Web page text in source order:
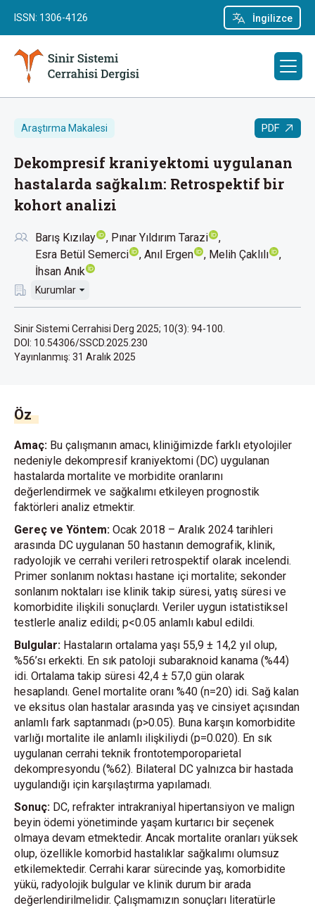
İngilizce
ISSN: 1306-4126
Araştırma Makalesi PDF
Dekompresif kraniyektomi uygulanan
hastalarda sağkalım: Retrospektif bir
kohort analizi
Barış Kızılay
Pınar Yıldırım Tarazi
Esra Betül Semerci
Anıl Ergen
Melih Çaklılı
İhsan Anık
Kurumlar
Sinir Sistemi Cerrahisi Derg 2025; 10(3): 94-100.
DOI: 10.54306/SSCD.2025.230
Yayınlanmış: 31 Aralık 2025
Öz
Amaç: Bu çalışmanın amacı, kliniğimizde farklı etyolojiler
nedeniyle dekompresif kraniyektomi (DC) uygulanan
hastalarda mortalite ve morbidite oranlarını
değerlendirmek ve sağkalımı etkileyen prognostik
faktörleri analiz etmektir.
Gereç ve Yöntem: Ocak 2018 – Aralık 2024 tarihleri
arasında DC uygulanan 50 hastanın demografik, klinik,
radyolojik ve cerrahi verileri retrospektif olarak incelendi.
Primer sonlanım noktası hastane içi mortalite; sekonder
sonlanım noktaları ise klinik takip süresi, yatış süresi ve
komorbidite ilişkili sonuçlardı. Veriler uygun istatistiksel
testlerle analiz edildi; p<0.05 anlamlı kabul edildi.
Bulgular: Hastaların ortalama yaşı 55,9 ± 14,2 yıl olup,
%56’sı erkekti. En sık patoloji subaraknoid kanama (%44)
idi. Ortalama takip süresi 42,4 ± 57,0 gün olarak
hesaplandı. Genel mortalite oranı %40 (n=20) idi. Sağ kalan
ve eksitus olan hastalar arasında yaş ve cinsiyet açısından
anlamlı fark saptanmadı (p>0.05). Buna karşın komorbidite
varlığı mortalite ile anlamlı ilişkiliydi (p=0.020). En sık
uygulanan cerrahi teknik frontotemporoparietal
dekompresyondu (%62). Bilateral DC yalnızca bir hastada
uygulandığı için karşılaştırma yapılamadı.
Sonuç: DC, refrakter intrakraniyal hipertansiyon ve malign
beyin ödemi yönetiminde yaşam kurtarıcı bir seçenek
olmaya devam etmektedir. Ancak mortalite oranları yüksek
olup, özellikle komorbid hastalıklar sağkalımı olumsuz
etkilemektedir. Cerrahi karar sürecinde yaş, komorbidite
yükü, radyolojik bulgular ve klinik durum bir arada
değerlendirilmelidir. Çalışmamızın sonuçları literatürle